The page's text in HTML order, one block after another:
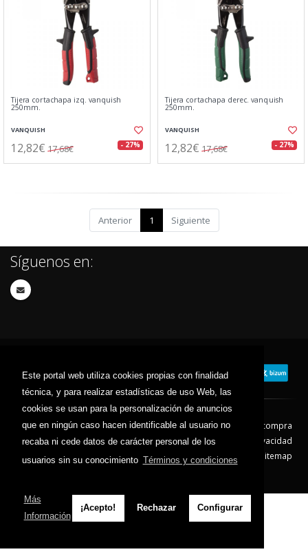
Este portal web utiliza cookies propias con finalidad
técnica, y para realizar estadísticas de uso Web, las
cookies se usan para la personalización de anuncios
que en ningún caso hacen identificable al usuario no
recaba ni cede datos de carácter personal de los
usuarios sin su conocimiento Términos y condiciones
Más
Información
¡Acepto! Rechazar Configurar
Tijera cortachapa izq. vanquish
250mm.
VANQUISH
12,82€ 17,68€ - 27%
Tijera cortachapa derec. vanquish
250mm.
VANQUISH
12,82€ 17,68€ - 27%
Anterior 1 Siguiente
Síguenos en:
Contacto Aviso Legal
Condiciones de compra
Política de envíos
Política de devolución
Política de Privacidad
Política de Cookies
Sitemap